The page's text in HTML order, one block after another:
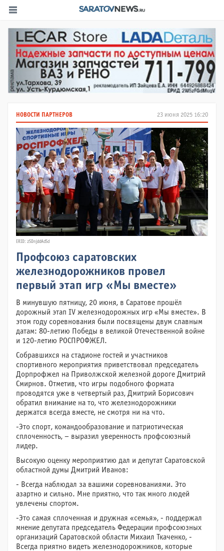
23 июня 2025 16:20
НОВОСТИ ПАРТНЕРОВ
ERID: 2SDnjddAdSd
Профсоюз саратовских
железнодорожников провел
первый этап игр «Мы вместе»
В минувшую пятницу, 20 июня, в Саратове прошёл
дорожный этап IV железнодорожных игр «Мы вместе». В
этом году соревнования были посвящены двум славным
датам: 80-летию Победы в великой Отечественной войне
и 120-летию РОСПРОФЖЕЛ.
Собравшихся на стадионе гостей и участников
спортивного мероприятия приветствовал председатель
Дорпрофжел на Приволжской железной дороге Дмитрий
Смирнов. Отметив, что игры подобного формата
проводятся уже в четвертый раз, Дмитрий Борисович
обратил внимание на то, что железнодорожники
держатся всегда вместе, не смотря ни на что.
-Это спорт, командообразование и патриотическая
сплоченность, – выразил уверенность профсоюзный
лидер.
Высокую оценку мероприятию дал и депутат Саратовской
областной думы Дмитрий Иванов:
- Всегда наблюдал за вашими соревнованиями. Это
азартно и сильно. Мне приятно, что так много людей
увлечены спортом.
-Это самая сплоченная и дружная «семья», - поддержал
мнение депутата председатель Федерации профсоюзных
организаций Саратовской области Михаил Ткаченко, -
Всегда приятно видеть железнодорожников, которые